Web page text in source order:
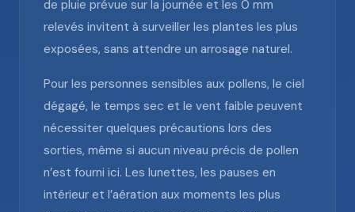
de pluie prévue sur la journée et les 0 mm
relevés invitent à surveiller les plantes les plus
exposées, sans attendre un arrosage naturel.
Pour les personnes sensibles aux pollens, le ciel
dégagé, le temps sec et le vent faible peuvent
nécessiter quelques précautions lors des
sorties, même si aucun niveau précis de pollen
n’est fourni ici. Les lunettes, les pauses en
intérieur et l’aération aux moments les plus